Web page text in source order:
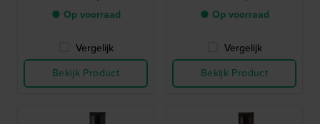
● Op voorraad
Vergelijk
Bekijk Product
● Op voorraad
Vergelijk
Bekijk Product